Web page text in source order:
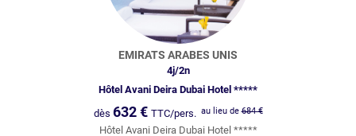
EMIRATS ARABES UNIS
4j/2n
Hôtel Avani Deira Dubai Hotel *****
dès 632€ TTC/pers. au lieu de684€
Hôtel Avani Deira Dubai Hotel *****